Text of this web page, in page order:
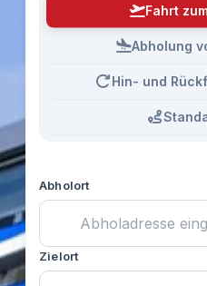
Fahrt
Abholung
Hin- und
Abholort
Zielort